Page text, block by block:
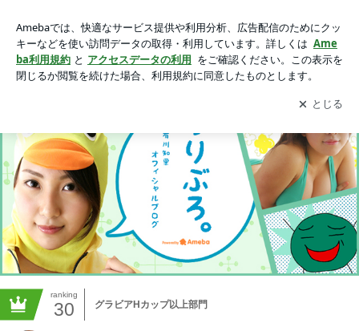
アプリをダウンロードして ブログの更新通知
を受け取りまし
ょう。
開く
ranking
30 グラビアHカップ以上部門